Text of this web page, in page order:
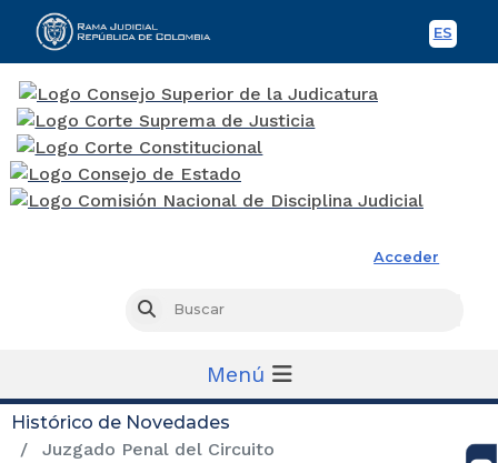
ES
Acceder
Buscar
Menú
Histórico de Novedades
Juzgado Penal del Circuito